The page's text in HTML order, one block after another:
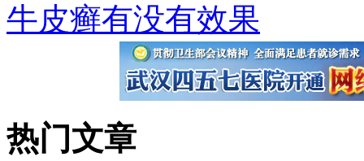
牛皮癣有没有效果
热门文章